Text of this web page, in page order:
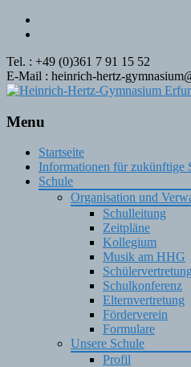
Tel. : +49 (0)361 7 91 15 52
E-Mail : heinrich-hertz-
Menu
Skip
content
Startseite
Informationen für zukünftige
Schule
Organisation und
Schulleitung
Zeitpläne
Kollegium
Musik am HHG
Schulkonferenz
Elternvertretung
Förderverein
Formulare
Unsere Schule
Profil